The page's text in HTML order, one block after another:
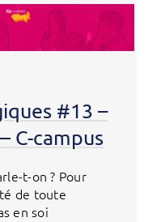
#13 –
C-campus
t-on ? Pour
de toute
en soi